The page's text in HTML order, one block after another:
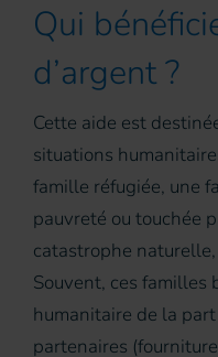
Qui
d’argent ?
Cette aide est
situations
famille réfugiée, une
pauvreté ou touchée
catastrophe
Souvent, ces familles
humanitaire de la
partenaires